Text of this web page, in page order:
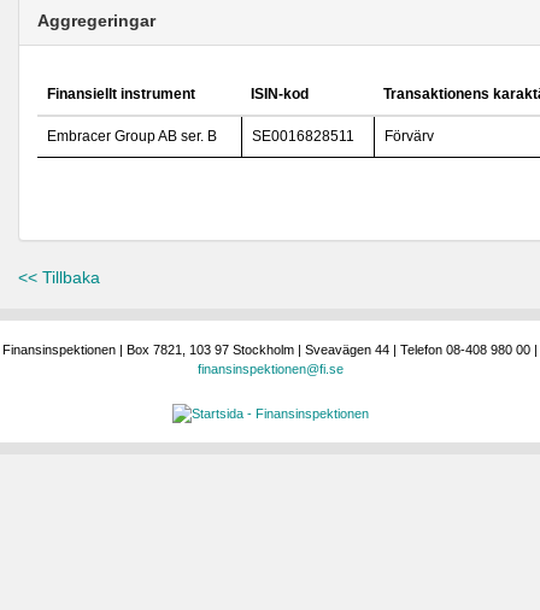
Aggregeringar
Finansiellt instrument ISIN-kod Transaktionens
Embracer Group AB ser. B SE0016828511 Förvärv
<< Tillbaka
Finansinspektionen | Box 7821, 103 97 Stockholm | Sveavägen 44 | Telefon 08-408 980 00 |
finansinspektionen@fi.se